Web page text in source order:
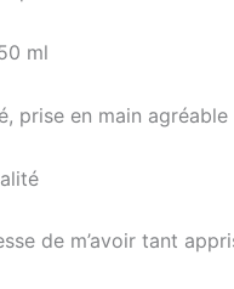
ml
prise en main agréable
de m’avoir tant